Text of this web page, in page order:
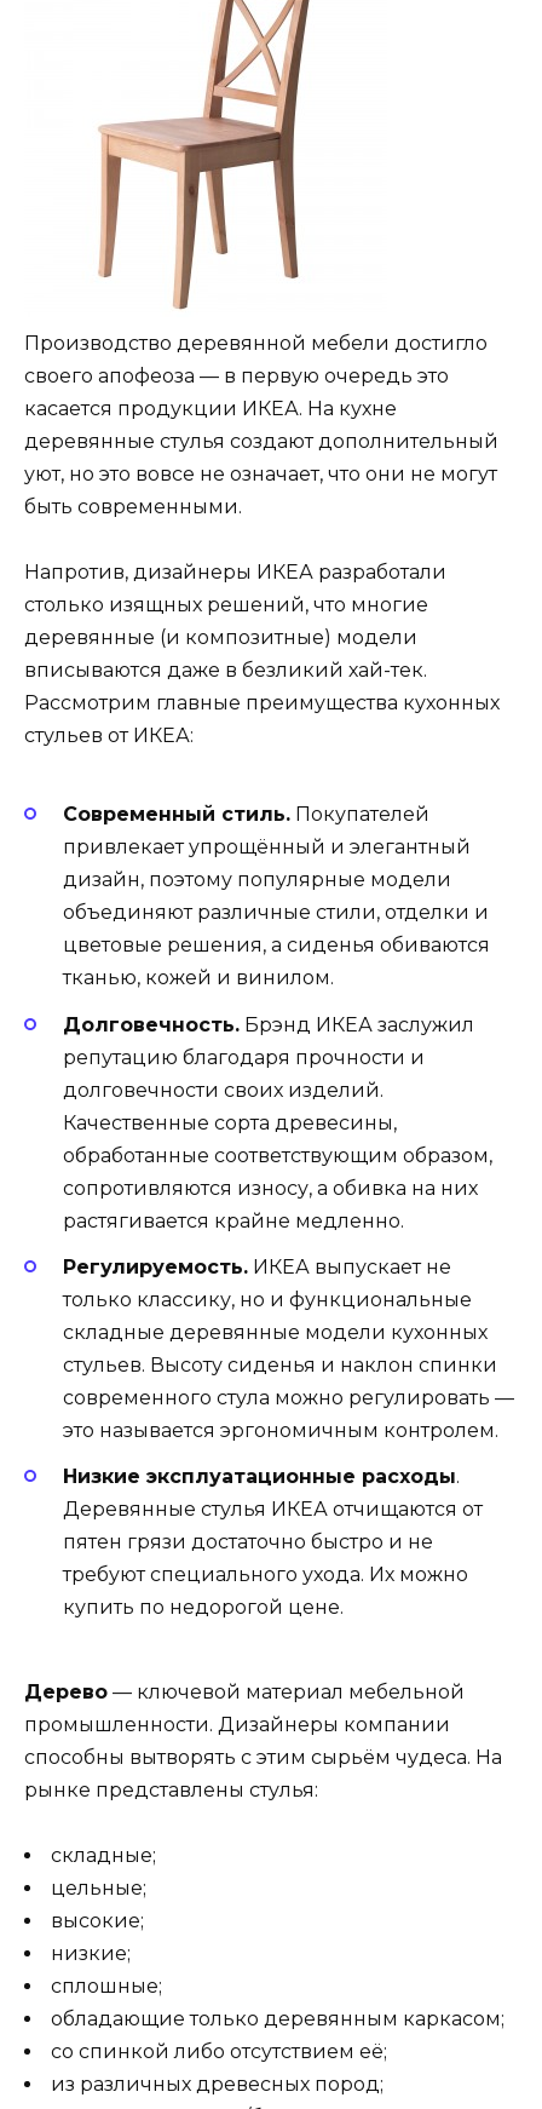
Производство деревянной мебели достигло
своего апофеоза — в первую очередь это
касается продукции ИКЕА. На кухне
деревянные стулья создают дополнительный
уют, но это вовсе не означает, что они не могут
быть современными.
Напротив, дизайнеры ИКЕА разработали
столько изящных решений, что многие
деревянные (и композитные) модели
вписываются даже в безликий хай-тек.
Рассмотрим главные преимущества кухонных
стульев от ИКЕА:
Современный стиль. Покупателей
привлекает упрощённый и элегантный
дизайн, поэтому популярные модели
объединяют различные стили, отделки и
цветовые решения, а сиденья обиваются
тканью, кожей и винилом.
Долговечность. Брэнд ИКЕА заслужил
репутацию благодаря прочности и
долговечности своих изделий.
Качественные сорта древесины,
обработанные соответствующим образом,
сопротивляются износу, а обивка на них
растягивается крайне медленно.
Регулируемость. ИКЕА выпускает не
только классику, но и функциональные
складные деревянные модели кухонных
стульев. Высоту сиденья и наклон спинки
современного стула можно регулировать —
это называется эргономичным контролем.
Низкие эксплуатационные расходы.
Деревянные стулья ИКЕА отчищаются от
пятен грязи достаточно быстро и не
требуют специального ухода. Их можно
купить по недорогой цене.
Дерево — ключевой материал мебельной
промышленности. Дизайнеры компании
способны вытворять с этим сырьём чудеса. На
рынке представлены стулья:
складные;
цельные;
высокие;
низкие;
сплошные;
обладающие только деревянным каркасом;
со спинкой либо отсутствием её;
из различных древесных пород;